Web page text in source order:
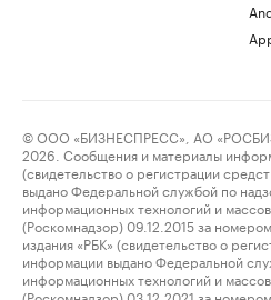
© ООО «БИЗНЕСПРЕСС», АО
2026. Сообщения и материалы
(свидетельство о регистрации
выдано Федеральной службой по
информационных технологий и
(Роскомнадзор) 09.12.2015 за
издания «РБК» (свидетельство о
информации выдано Федеральной
информационных технологий и